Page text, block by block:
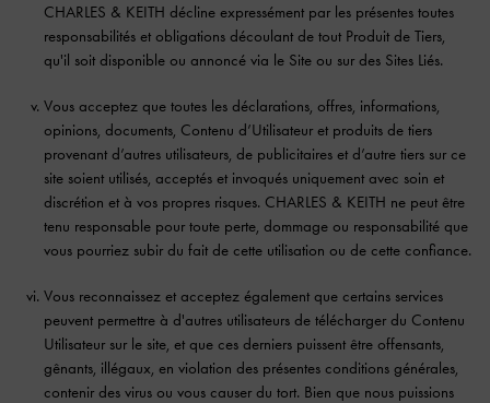
CHARLES & KEITH décline expressément par les présentes toutes
responsabilités et obligations découlant de tout Produit de Tiers,
qu'il soit disponible ou annoncé via le Site ou sur des Sites Liés.
Vous acceptez que toutes les déclarations, offres, informations,
opinions, documents, Contenu d’Utilisateur et produits de tiers
provenant d’autres utilisateurs, de publicitaires et d’autre tiers sur ce
site soient utilisés, acceptés et invoqués uniquement avec soin et
discrétion et à vos propres risques. CHARLES & KEITH ne peut être
tenu responsable pour toute perte, dommage ou responsabilité que
vous pourriez subir du fait de cette utilisation ou de cette confiance.
Vous reconnaissez et acceptez également que certains services
peuvent permettre à d'autres utilisateurs de télécharger du Contenu
Utilisateur sur le site, et que ces derniers puissent être offensants,
gênants, illégaux, en violation des présentes conditions générales,
contenir des virus ou vous causer du tort. Bien que nous puissions